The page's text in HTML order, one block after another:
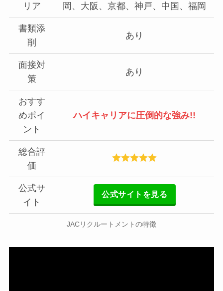
リア
岡、大阪、京都、神戸、中国、福岡
書類添
削
あり
面接対
策
あり
おすす
めポイ
ント
ハイキャリアに圧倒的な強み!!
総合評
価
公式サ
イト
公式サイトを見る
JACリクルートメントの特徴